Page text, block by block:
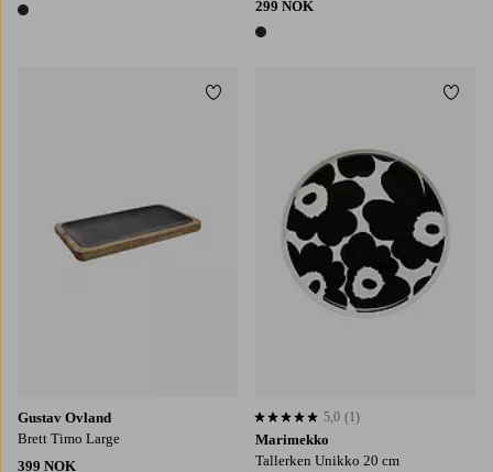
1 farge
299 NOK
1 farge
Gustav Ovland
Brett Timo Large
399 NOK
Legg til favoritter
Marimekko
Tallerken Unikko 20 cm
5,0 basert på 1 karaktergivninger
5,0 (1)